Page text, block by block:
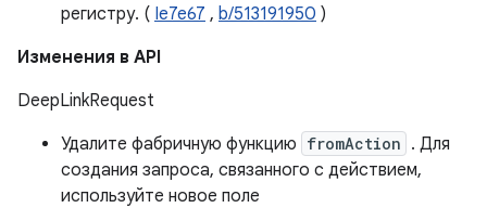
регистру. ( Ie7e67 , b/513191950 )
Изменения в API
DeepLinkRequest
Удалите фабричную функцию fromAction . Для
создания запроса, связанного с действием,
используйте новое поле